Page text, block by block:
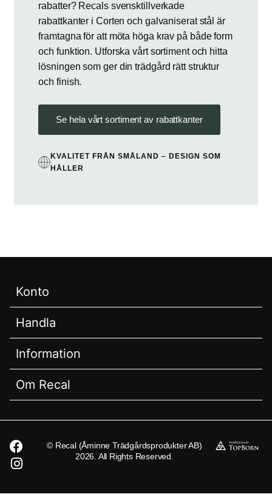
rabatter? Recals svensktillverkade
rabattkanter i Corten och galvaniserat stål är
framtagna för att möta höga krav på både form
och funktion. Utforska vårt sortiment och hitta
lösningen som ger din trädgård rätt struktur
och finish.
Se hela vårt sortiment av rabattkanter
KVALITET FRÅN SMÅLAND – DESIGN SOM
HÅLLER
Konto
Handla
Information
Om Recal
© Recal (Åminne Trädgårdsprodukter AB)
2026. All Rights Reserved.